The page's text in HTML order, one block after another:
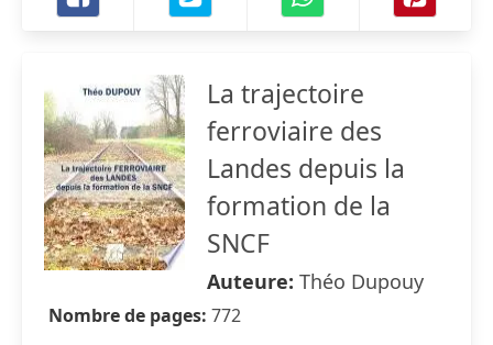
La trajectoire
ferroviaire des
Landes depuis la
formation de la
SNCF
Auteure: Théo Dupouy
Nombre de pages: 772